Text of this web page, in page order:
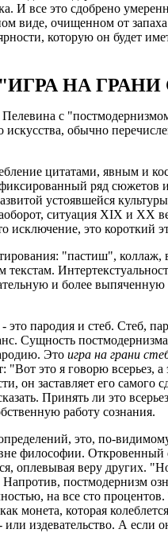
все это сдобрено
виде, очищенном от
которую он будет
"ИГРА НА ГРАНИ
с
обычно
цитатами, явным и
ряд сюжетов
устоявшейся
ситуация XIX и XX
исключение, это короткий
"пастиш",
и более
пародия и стеб. Стеб,
постмодернизма
Это игра на грани
"Вот это я говорю
он заставляет его
Принять ли это
работу сознания.
это, по-
философии. Откровенный
оплевывая веру других.
постмодернизм
на все сто
монета, которая
издевательство. А если